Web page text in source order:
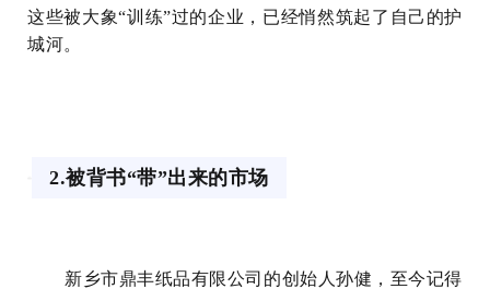
这些被大象“训练”过的企业，已经悄然筑起了自己的护
城河。
2.被背书“带”出来的市场
新乡市鼎丰纸品有限公司的创始人孙健，至今记得